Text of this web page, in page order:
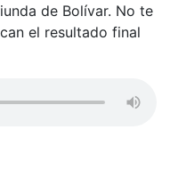
de Bolívar. No te
el resultado final